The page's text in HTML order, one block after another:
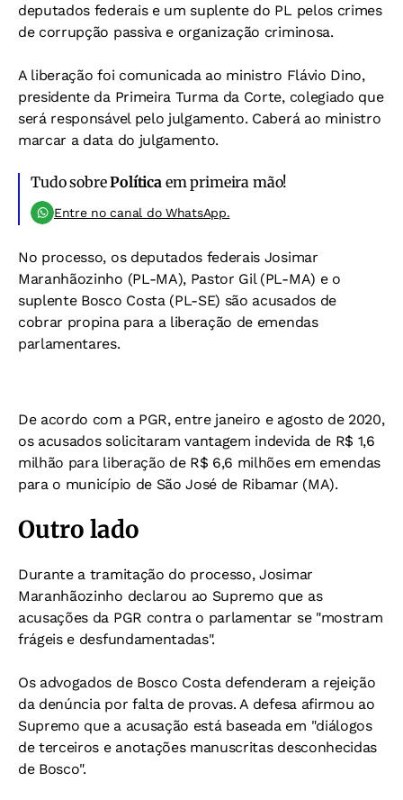
deputados federais e um suplente do PL pelos crimes
de corrupção passiva e organização criminosa.
A liberação foi comunicada ao ministro Flávio Dino,
presidente da Primeira Turma da Corte, colegiado que
será responsável pelo julgamento. Caberá ao ministro
marcar a data do julgamento.
Tudo sobrePolítica em primeira mão!
Entre no canal do WhatsApp.
No processo, os deputados federais Josimar
Maranhãozinho (PL-MA), Pastor Gil (PL-MA) e o
suplente Bosco Costa (PL-SE) são acusados de
cobrar propina para a liberação de emendas
parlamentares.
De acordo com a PGR, entre janeiro e agosto de 2020,
os acusados solicitaram vantagem indevida de R$ 1,6
milhão para liberação de R$ 6,6 milhões em emendas
para o município de São José de Ribamar (MA).
Outro lado
Durante a tramitação do processo, Josimar
Maranhãozinho declarou ao Supremo que as
acusações da PGR contra o parlamentar se "mostram
frágeis e desfundamentadas".
Os advogados de Bosco Costa defenderam a rejeição
da denúncia por falta de provas. A defesa afirmou ao
Supremo que a acusação está baseada em "diálogos
de terceiros e anotações manuscritas desconhecidas
de Bosco".